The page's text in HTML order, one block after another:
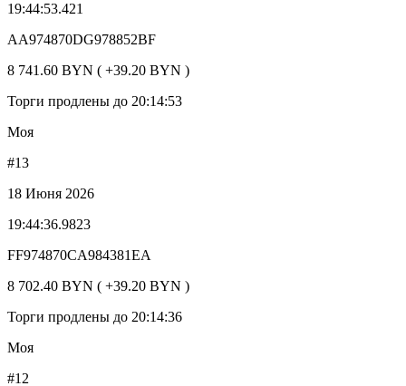
19:44:53.421
AA974870DG978852BF
8 741.60 BYN ( +39.20 BYN )
Торги продлены до 20:14:53
Моя
#13
18 Июня 2026
19:44:36.9823
FF974870CA984381EA
8 702.40 BYN ( +39.20 BYN )
Торги продлены до 20:14:36
Моя
#12